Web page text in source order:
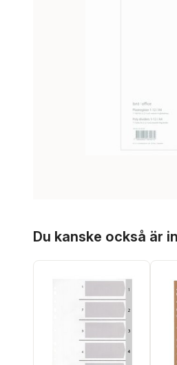
Du kanske också är